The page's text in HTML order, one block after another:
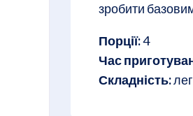
зробити
Порції:4
Час
Складність: